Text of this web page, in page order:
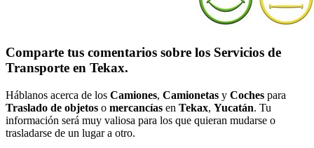
Comparte tus comentarios sobre los Servicios de
Transporte en Tekax.
Háblanos acerca de los Camiones, Camionetas y Coches para
Traslado de objetos o mercancías en Tekax, Yucatán. Tu
información será muy valiosa para los que quieran mudarse o
trasladarse de un lugar a otro.